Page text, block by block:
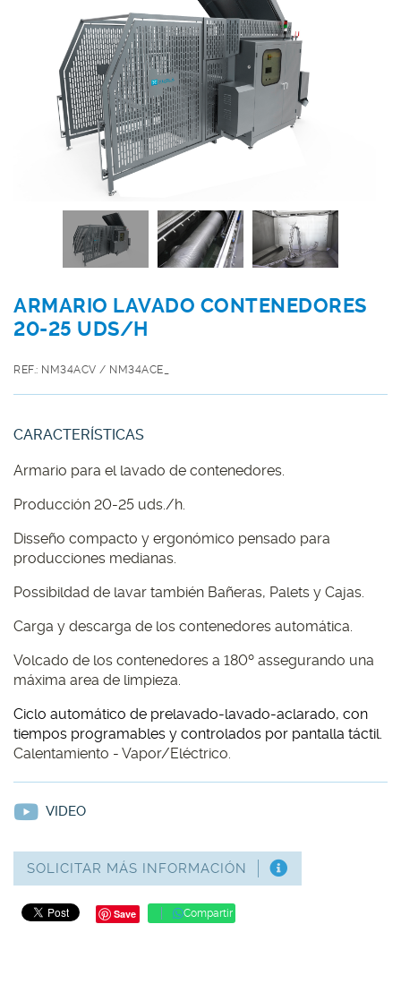
ARMARIO LAVADO CONTENEDORES
20-25 UDS/H
REF.: NM34ACV / NM34ACE_
CARACTERÍSTICAS
Armario para el lavado de contenedores.
Producción 20-25 uds./h.
Disseño compacto y ergonómico pensado para
producciones medianas.
Possibildad de lavar también Bañeras, Palets y Cajas.
Carga y descarga de los contenedores automática.
Volcado de los contenedores a 180º assegurando una
máxima area de limpieza.
Ciclo automático de prelavado-lavado-aclarado, con
tiempos programables y controlados por pantalla táctil.
Calentamiento - Vapor/Eléctrico.
VIDEO
Save Compartir
SOLICITAR MÁS INFORMACIÓN